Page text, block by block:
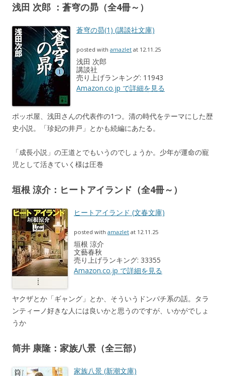
浅田 次郎 ：蒼穹の昴（全4冊～）
蒼穹の昴(1) (講談社文庫)
posted with amazlet at 12.11.25
浅田 次郎
講談社
売り上げランキング: 11943
Amazon.co.jp で詳細を見る
ポッポ屋、浅田さんの代表作の1つ。清の時代をテーマにした歴
史小説。「珍妃の井戸」とかも続編にあたる。
「成長小説」の王道とでもいうのでしょうか。少年が運命の寵
児として活きていく様は圧巻
垣根 涼介：ヒートアイランド（全4冊～）
ヒートアイランド (文春文庫)
posted with amazlet at 12.11.25
垣根 涼介
文藝春秋
売り上げランキング: 33355
Amazon.co.jp で詳細を見る
ヤクザとか「ギャング」とか、そういうドンパチ系の話。タラ
ンティーノ好きな人には良いかと思うのですが、いかがでしょ
うか
筒井 康隆：家族八景（全三部）
家族八景 (新潮文庫)